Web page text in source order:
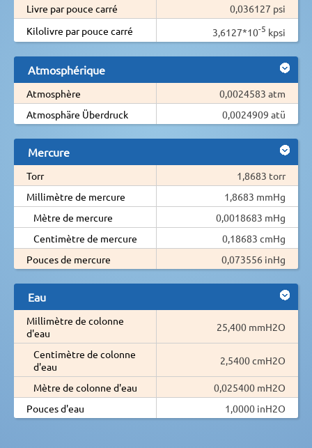
Livre par pouce carré
0,036127 psi
Kilolivre par pouce carré
3,6127*10-5 kpsi
Atmosphérique
Atmosphère
0,0024583 atm
Atmosphäre Überdruck
0,0024909 atü
Mercure
Torr
1,8683 torr
Millimètre de mercure
1,8683 mmHg
Mètre de mercure
0,0018683 mHg
Centimètre de mercure
0,18683 cmHg
Pouces de mercure
0,073556 inHg
Eau
Millimètre de colonne
d'eau
25,400 mmH2O
Centimètre de colonne
d'eau
2,5400 cmH2O
Mètre de colonne d'eau
0,025400 mH2O
Pouces d'eau
1,0000 inH2O